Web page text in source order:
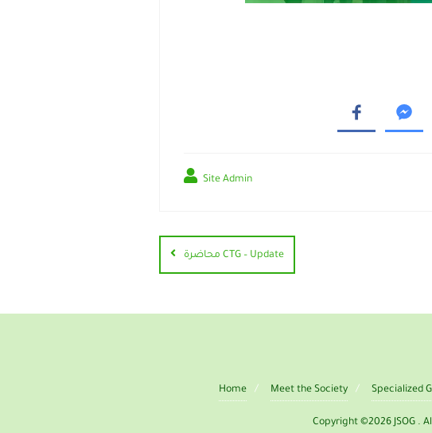
Site Admin
محاضرة CTG – Update
Home Meet the Society Specialized
Copyright ©2026 JSOG .